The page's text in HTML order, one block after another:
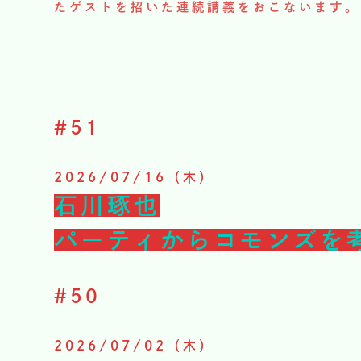
たゲストを招いた連続講義をおこないます。
# 51
2026/07/16（木）
石川琢也
パーティからコモンズを
# 50
2026/07/02（木）